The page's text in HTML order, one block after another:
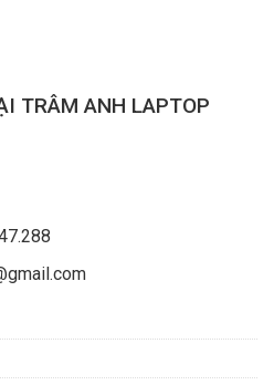
TRÂM ANH LAPTOP